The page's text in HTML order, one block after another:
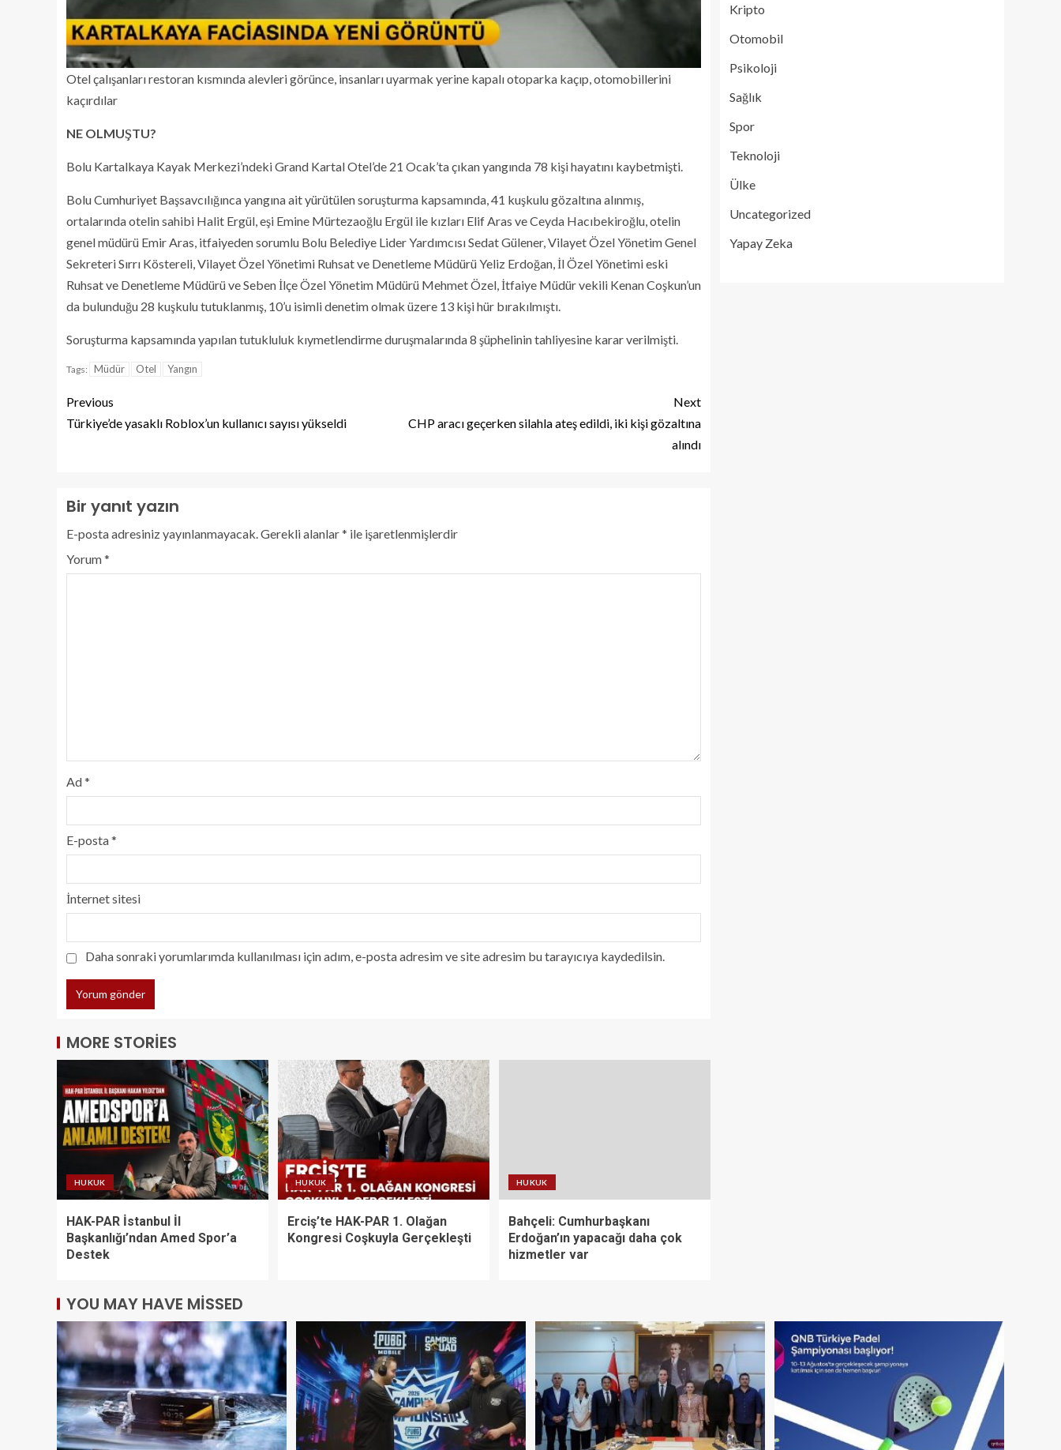
Otel çalışanları restoran kısmında alevleri görünce, insanları uyarmak yerine kapalı otoparka kaçıp, otomobillerini
kaçırdılar
NE OLMUŞTU?
Bolu Kartalkaya Kayak Merkezi’ndeki Grand Kartal Otel’de 21 Ocak’ta çıkan yangında 78 kişi hayatını kaybetmişti.
Bolu Cumhuriyet Başsavcılığınca yangına ait yürütülen soruşturma kapsamında, 41 kuşkulu gözaltına alınmış,
ortalarında otelin sahibi Halit Ergül, eşi Emine Mürtezaoğlu Ergül ile kızları Elif Aras ve Ceyda Hacıbekiroğlu, otelin
genel müdürü Emir Aras, itfaiyeden sorumlu Bolu Belediye Lider Yardımcısı Sedat Gülener, Vilayet Özel Yönetim Genel
Sekreteri Sırrı Köstereli, Vilayet Özel Yönetimi Ruhsat ve Denetleme Müdürü Yeliz Erdoğan, İl Özel Yönetimi eski
Ruhsat ve Denetleme Müdürü ve Seben İlçe Özel Yönetim Müdürü Mehmet Özel, İtfaiye Müdür vekili Kenan Coşkun’un
da bulunduğu 28 kuşkulu tutuklanmış, 10’u isimli denetim olmak üzere 13 kişi hür bırakılmıştı.
Soruşturma kapsamında yapılan tutukluluk kıymetlendirme duruşmalarında 8 şüphelinin tahliyesine karar verilmişti.
Tags: Müdür Otel Yangın
Previous
Türkiye’de yasaklı Roblox’un kullanıcı sayısı yükseldi
Next
CHP aracı geçerken silahla ateş edildi, iki kişi gözaltına
alındı
Bir yanıt yazın
E-posta adresiniz yayınlanmayacak.Gerekli alanlar* ile işaretlenmişlerdir
Yorum*
Ad*
E-posta*
İnternet sitesi
Daha sonraki yorumlarımda kullanılması için adım, e-posta adresim ve site adresim bu tarayıcıya kaydedilsin.
MORE STORIES
HUKUK
HAK-PAR İstanbul İl
Başkanlığı’ndan Amed Spor’a
Destek
HUKUK
Erciş’te HAK-PAR 1. Olağan
Kongresi Coşkuyla Gerçekleşti
HUKUK
Bahçeli: Cumhurbaşkanı
Erdoğan’ın yapacağı daha çok
hizmetler var
Kripto
Otomobil
Psikoloji
Sağlık
Spor
Teknoloji
Ülke
Uncategorized
Yapay Zeka
YOU MAY HAVE MISSED